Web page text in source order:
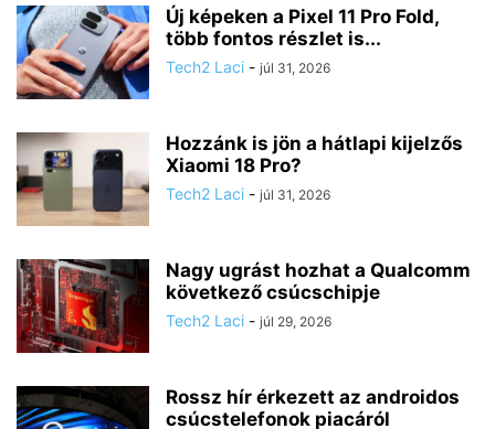
Új képeken a Pixel 11 Pro Fold,
több fontos részlet is...
Tech2 Laci - júl 31, 2026
Hozzánk is jön a hátlapi kijelzős
Xiaomi 18 Pro?
Tech2 Laci - júl 31, 2026
Nagy ugrást hozhat a Qualcomm
következő csúcschipje
Tech2 Laci - júl 29, 2026
Rossz hír érkezett az androidos
csúcstelefonok piacáról